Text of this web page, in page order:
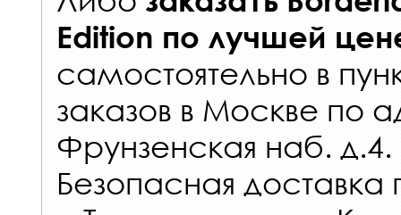
Edition по лучшей
самостоятельно в
заказов в Москве по
Фрунзенская наб. д.4.
Безопасная